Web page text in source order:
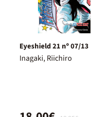
Eyeshield 21 nº 07/13
Inagaki, Riichiro